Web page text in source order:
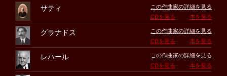
サティ
この作曲家の詳細を見る
CDを見る
本を見る
グラナドス
この作曲家の詳細を見る
CDを見る
本を見る
レハール
この作曲家の詳細を見る
CDを見る
本を見る